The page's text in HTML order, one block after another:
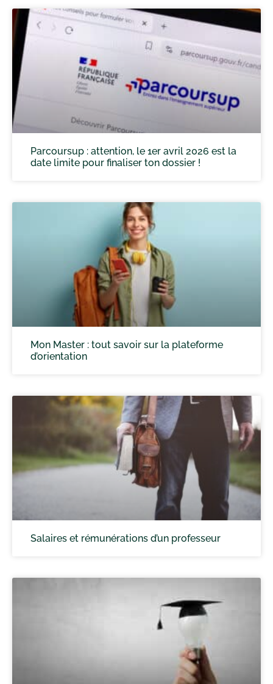
Parcoursup : attention, le 1er avril 2026 est la
date limite pour finaliser ton dossier !
Mon Master : tout savoir sur la plateforme
d’orientation
Salaires et rémunérations d’un professeur